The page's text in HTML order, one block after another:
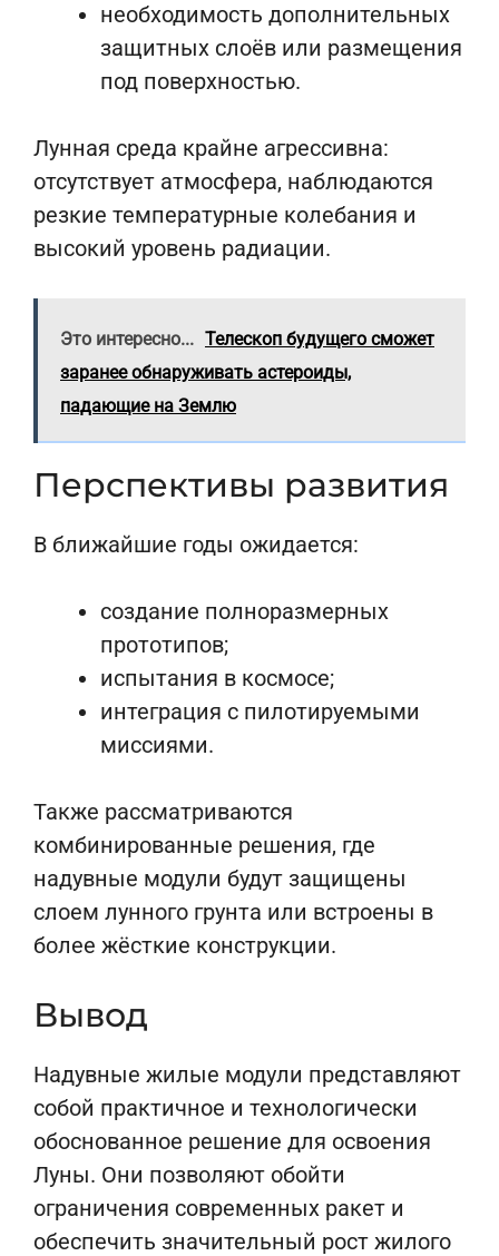
необходимость дополнительных
защитных слоёв или размещения
под поверхностью.
Лунная среда крайне агрессивна:
отсутствует атмосфера, наблюдаются
резкие температурные колебания и
высокий уровень радиации.
Это интересно... Телескоп будущего сможет
заранее обнаруживать астероиды,
падающие на Землю
Перспективы развития
В ближайшие годы ожидается:
создание полноразмерных
прототипов;
испытания в космосе;
интеграция с пилотируемыми
миссиями.
Также рассматриваются
комбинированные решения, где
надувные модули будут защищены
слоем лунного грунта или встроены в
более жёсткие конструкции.
Вывод
Надувные жилые модули представляют
собой практичное и технологически
обоснованное решение для освоения
Луны. Они позволяют обойти
ограничения современных ракет и
обеспечить значительный рост жилого